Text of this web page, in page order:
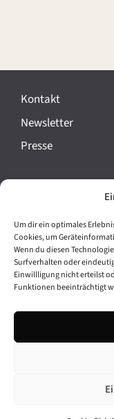
Um dir ein optimales
Cookies, um
Wenn du diesen
Surfverhalten oder
Einwillligung nicht erteilst
Funktionen beeinträchtigt
e
a
n
t
l
t
u
g
-
Kontakt
Newsletter
Presse
Cookie-Richtlinie
Barrierefreiheit